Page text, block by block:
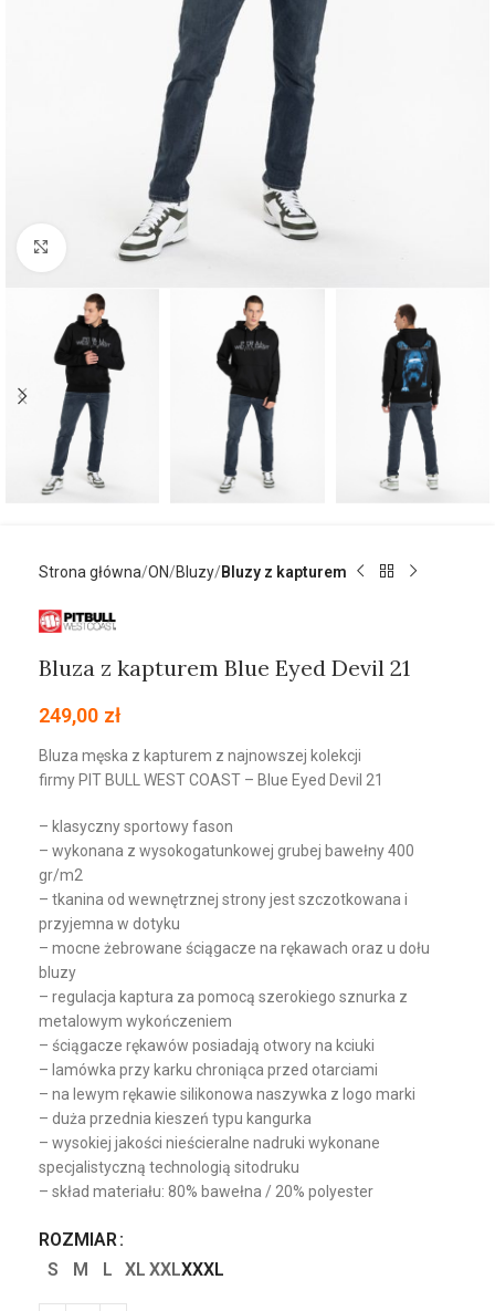
Kliknij aby powiększyć
Strona główna ON Bluzy Bluzy z kapturem
Bluza z kapturem Blue Eyed Devil 21
249,00 zł
Bluza męska z kapturem z najnowszej kolekcji
firmy PIT BULL WESTCOAST – Blue Eyed Devil 21
– klasyczny sportowy fason
– wykonana z wysokogatunkowej grubej bawełny 400
gr/m2
– tkanina od wewnętrznej strony jest szczotkowana i
przyjemna w dotyku
– mocne żebrowane ściągacze na rękawach oraz u dołu
bluzy
– regulacja kaptura za pomocą szerokiego sznurka z
metalowym wykończeniem
– ściągacze rękawów posiadają otwory na kciuki
– lamówka przy karku chroniąca przed otarciami
– na lewym rękawie silikonowa naszywka z logo marki
– duża przednia kieszeń typu kangurka
– wysokiej jakości nieścieralne nadruki wykonane
specjalistyczną technologią sitodruku
– skład materiału: 80% bawełna / 20% polyester
ROZMIAR
S
M L XL XXLXXXL